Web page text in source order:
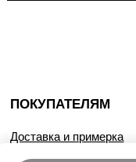
ПОКУПАТЕЛЯМ
Доставка и примерка